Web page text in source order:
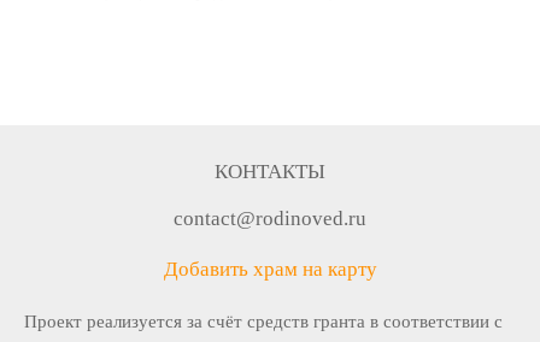
КОНТАКТЫ
contact@rodinoved.ru
Добавить храм на карту
Проект реализуется за счёт средств гранта в соответствии c